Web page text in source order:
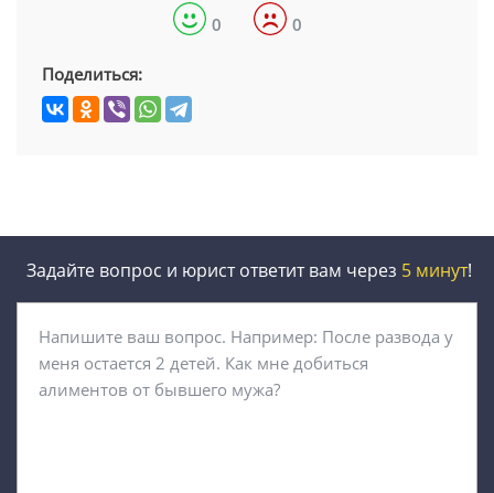
0 0
Поделиться:
Задайте вопрос и юрист ответит вам через 5 минут!